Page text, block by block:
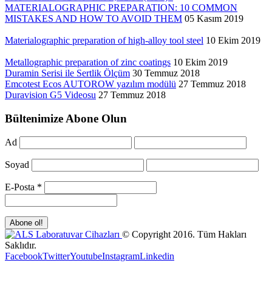
MATERIALOGRAPHIC PREPARATION: 10 COMMON
MISTAKES AND HOW TO AVOID THEM 05 Kasım 2019
Materialographic preparation of high-alloy tool steel 10 Ekim 2019
Metallographic preparation of zinc coatings 10 Ekim 2019
Duramin Serisi ile Sertlik Ölçüm 30 Temmuz 2018
Emcotest Ecos AUTOROW yazılım modülü 27 Temmuz 2018
Duravision G5 Videosu 27 Temmuz 2018
Bültenimize Abone Olun
Ad
Soyad
E-Posta *
© Copyright 2016. Tüm Hakları
Saklıdır.
FacebookTwitterYoutubeInstagramLinkedin